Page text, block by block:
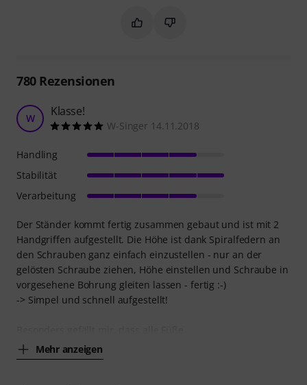
Markieren Sie diese
Markieren Sie diese
780Rezensionen
W Klasse!
W-Singer 14.11.2018
Der Ständer kommt fertig zusammen gebaut und ist mit 2
Handgriffen aufgestellt. Die Höhe ist dank Spiralfedern an
den Schrauben ganz einfach einzustellen - nur an der
gelösten Schraube ziehen, Höhe einstellen und Schraube in
vorgesehene Bohrung gleiten lassen - fertig :-)
-> Simpel und schnell aufgestellt!
Mehr anzeigen
Handling
Stabilität
Verarbeitung